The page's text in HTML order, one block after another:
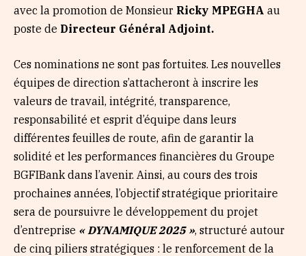
avec la promotion de Monsieur Ricky MPEGHA au
poste de Directeur Général Adjoint.
Ces nominations ne sont pas fortuites. Les nouvelles
équipes de direction s’attacheront à inscrire les
valeurs de travail, intégrité, transparence,
responsabilité et esprit d’équipe dans leurs
différentes feuilles de route, afin de garantir la
solidité et les performances financières du Groupe
BGFIBank dans l’avenir. Ainsi, au cours des trois
prochaines années, l’objectif stratégique prioritaire
sera de poursuivre le développement du projet
d’entreprise « DYNAMIQUE 2025 », structuré autour
de cinq piliers stratégiques : le renforcement de la